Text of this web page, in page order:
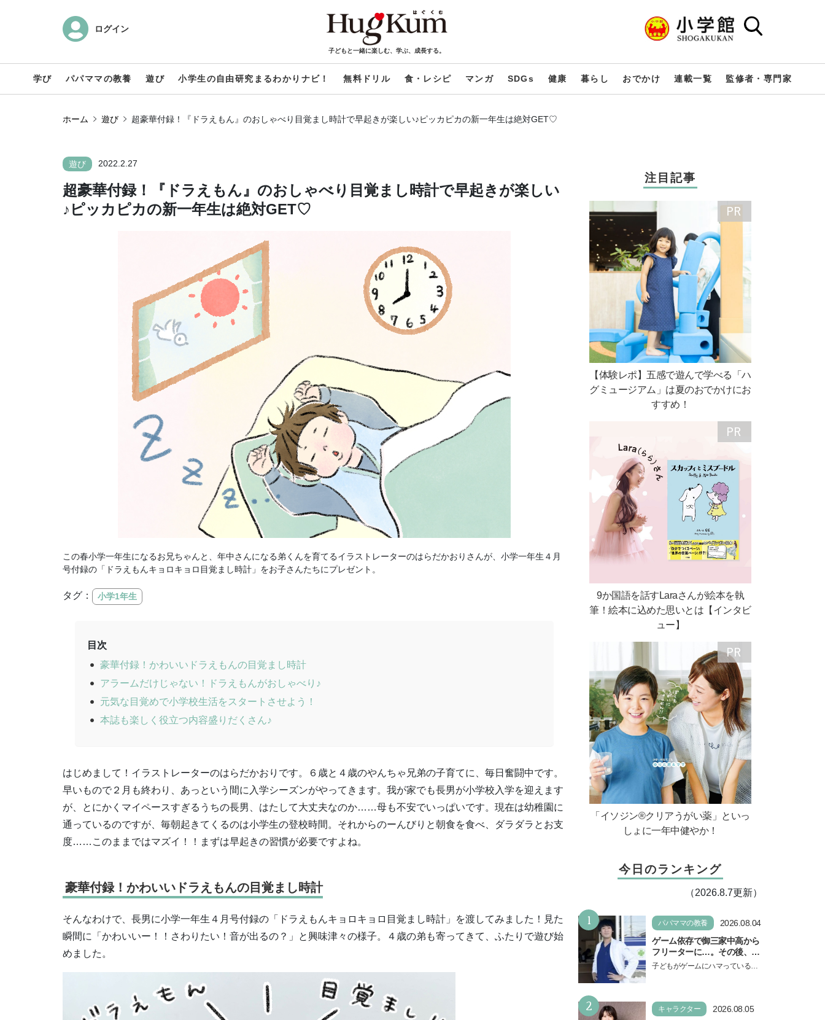
ログイン
子どもと一緒に楽しむ、学ぶ、成長する。
学び パパママの教養 遊び 小学生の自由研究まるわかりナビ！ 無料ドリル 食・レシピ マンガ SDGs 健康 暮らし おでかけ 連載一覧 監修者・専門家
ホーム 遊び 超豪華付録！『ドラえもん』のおしゃべり目覚まし時計で早起きが楽しい♪ピッカピカの新一年生は絶対GET♡
遊び 2022.2.27
超豪華付録！『ドラえもん』のおしゃべり目覚まし時計で早起きが楽しい
♪ピッカピカの新一年生は絶対GET♡
この春小学一年生になるお兄ちゃんと、年中さんになる弟くんを育てるイラストレーターのはらだかおりさんが、小学一年生４月
号付録の「ドラえもんキョロキョロ目覚まし時計」をお子さんたちにプレゼント。
タグ： 小学1年生
目次
豪華付録！かわいいドラえもんの目覚まし時計
アラームだけじゃない！ドラえもんがおしゃべり♪
元気な目覚めで小学校生活をスタートさせよう！
本誌も楽しく役立つ内容盛りだくさん♪
はじめまして！イラストレーターのはらだかおりです。６歳と４歳のやんちゃ兄弟の子育てに、毎日奮闘中です。
早いもので２月も終わり、あっという間に入学シーズンがやってきます。我が家でも長男が小学校入学を迎えます
が、とにかくマイペースすぎるうちの長男、はたして大丈夫なのか……母も不安でいっぱいです。現在は幼稚園に
通っているのですが、毎朝起きてくるのは小学生の登校時間。それからのーんびりと朝食を食べ、ダラダラとお支
度……このままではマズイ！！まずは早起きの習慣が必要ですよね。
豪華付録！かわいいドラえもんの目覚まし時計
そんなわけで、長男に小学一年生４月号付録の「ドラえもんキョロキョロ目覚まし時計」を渡してみました！見た
瞬間に「かわいいー！！さわりたい！音が出るの？」と興味津々の様子。４歳の弟も寄ってきて、ふたりで遊び始
めました。
注目記事
【体験レポ】五感で遊んで学べる「ハ
グミュージアム」は夏のおでかけにお
すすめ！
9か国語を話すLaraさんが絵本を執
筆！絵本に込めた思いとは【インタビ
ュー】
「イソジン®クリアうがい薬」といっ
しょに一年中健やか！
今日のランキング
（2026.8.7更新）
1 パパママの教養
2026.08.04
ゲーム依存で御三家中高から
フリーターに…。その後、医
学部へ逆転合格した現役医師
子どもがゲームにハマっている
2 キャラクター
2026.08.05